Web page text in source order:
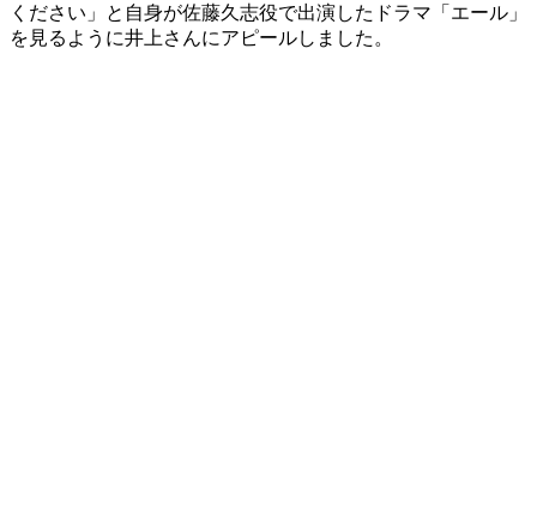
ください」と自身が佐藤久志役で出演したドラマ「エール」
を見るように井上さんにアピールしました。